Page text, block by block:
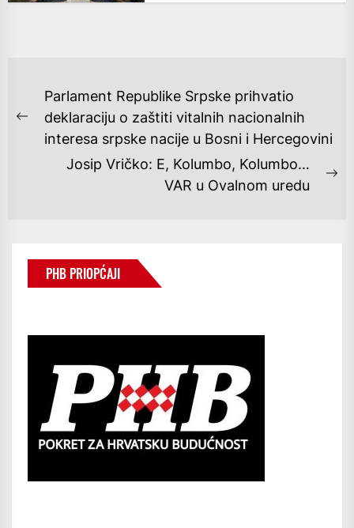
NAVIGACIJA
OBJAVA
Previous
post:
Parlament Republike Srpske prihvatio
deklaraciju o zaštiti vitalnih nacionalnih
interesa srpske nacije u Bosni i Hercegovini
Josip Vričko: E, Kolumbo, Kolumbo…
VAR u Ovalnom uredu
PHB PRIOPĆAJI